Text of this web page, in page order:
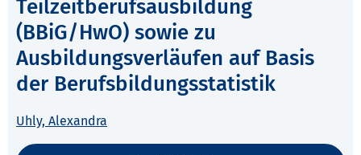
Teilzeitberufsausbildung
(BBiG/HwO) sowie zu
Ausbildungsverläufen auf Basis
der Berufsbildungsstatistik
Uhly, Alexandra